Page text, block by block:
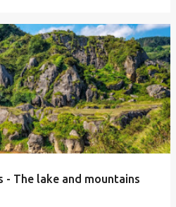
- The lake and mountains